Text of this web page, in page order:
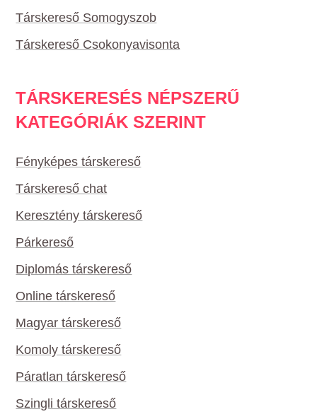
Társkereső Somogyszob
Társkereső Csokonyavisonta
TÁRSKERESÉS NÉPSZERŰ
KATEGÓRIÁK SZERINT
Fényképes társkereső
Társkereső chat
Keresztény társkereső
Párkereső
Diplomás társkereső
Online társkereső
Magyar társkereső
Komoly társkereső
Páratlan társkereső
Szingli társkereső